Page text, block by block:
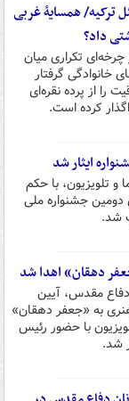
ترکیه/ همسایۀ غربی
داد؟
تکراری میان
خانوادگی گرفتار
را از پرده نقره‌ای
کرده است.
ایثار شد
و تلویزیون، با حکم
دومین جشنواره ملی
شد.
دهقان» اهدا شد
مقدس، آیین
به «جعفر دهقان»
با حضور رئیس
شد.